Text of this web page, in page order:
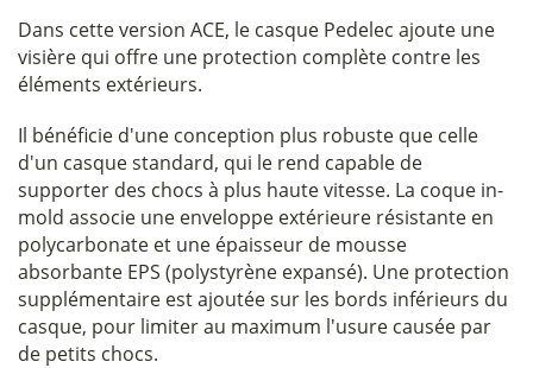
Dans cette version ACE, le casque Pedelec ajoute une
visière qui offre une protection complète contre les
éléments extérieurs.
Il bénéficie d'une conception plus robuste que celle
d'un casque standard, qui le rend capable de
supporter des chocs à plus haute vitesse. La coque in-
mold associe une enveloppe extérieure résistante en
polycarbonate et une épaisseur de mousse
absorbante EPS (polystyrène expansé). Une protection
supplémentaire est ajoutée sur les bords inférieurs du
casque, pour limiter au maximum l'usure causée par
de petits chocs.